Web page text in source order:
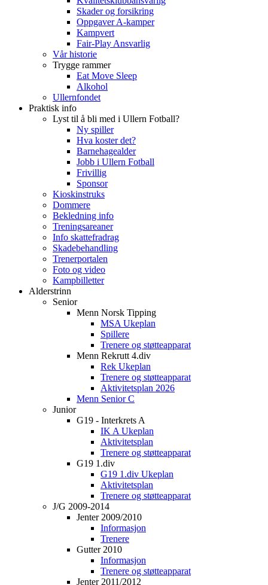
Skader og forsikring
Oppgaver A-kamper
Kampvert
Fair-Play Ansvarlig
Vår historie
Trygge rammer
Eat Move Sleep
Alkohol
Ullernfondet
Praktisk info
Lyst til å bli med i Ullern Fotball?
Ny spiller
Hva koster det?
Barnehagealder
Jobb i Ullern Fotball
Frivillig
Sponsor
Kioskinstruks
Dommere
Bekledning info
Treningsareaner
Info skattefradrag
Skadebehandling
Trenerportalen
Foto og video
Kampbilletter
Alderstrinn
Senior
Menn Norsk Tipping
MSA Ukeplan
Spillere
Trenere og støtteapparat
Menn Rekrutt 4.div
Rek Ukeplan
Trenere og støtteapparat
Aktivitetsplan 2026
Menn Senior C
Junior
G19 - Interkrets A
IK A Ukeplan
Aktivitetsplan
Trenere og støtteapparat
G19 1.div
G19 1.div Ukeplan
Aktivitetsplan
Trenere og støtteapparat
J/G 2009-2014
Jenter 2009/2010
Informasjon
Trenere
Gutter 2010
Informasjon
Trenere og støtteapparat
Jenter 2011/2012